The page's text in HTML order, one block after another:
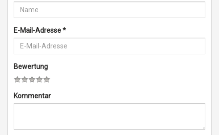
E-Mail-Adresse*
Bewertung
Kommentar